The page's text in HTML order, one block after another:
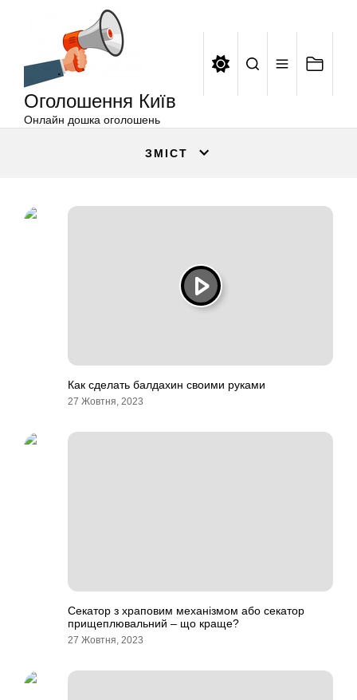
Оголошення Київ
Онлайн дошка оголошень
ЗМІСТ
Как сделать балдахин своими руками
27 Жовтня, 2023
Секатор з храповим механізмом або секатор
прищеплювальний – що краще?
27 Жовтня, 2023